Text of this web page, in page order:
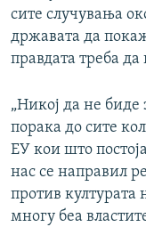
сите случувања
државата да
правдата треба да
„Никој да не биде
порака до сите
ЕУ кои што
нас се направил
против културата
многу беа